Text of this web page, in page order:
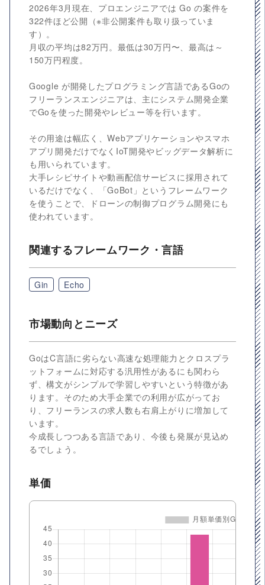
2026年3月現在、プロエンジニアでは Go の案件を
322件ほど公開（※非公開案件も取り扱っていま
す）。
月収の平均は82万円。最低は30万円〜、最高は～
150万円程度。
Google が開発したプログラミング言語であるGoの
フリーランスエンジニアは、主にシステム開発企業
でGoを使った開発やレビュー等を行います。
その用途は幅広く、Webアプリケーションやスマホ
アプリ開発だけでなくIoT開発やビッグデータ解析に
も用いられています。
大手レシピサイトや動画配信サービスに採用されて
いるだけでなく、「GoBot」というフレームワーク
を使うことで、ドローンの制御プログラム開発にも
使われています。
関連するフレームワーク・言語
Gin Echo
市場動向とニーズ
GoはC言語に劣らない高速な処理能力とクロスプラ
ットフォームに対応する汎用性があるにも関わら
ず、構文がシンプルで学習しやすいという特徴があ
ります。そのため大手企業での利用が広がってお
り、フリーランスの求人数も右肩上がりに増加して
います。
今成長しつつある言語であり、今後も発展が見込め
るでしょう。
単価